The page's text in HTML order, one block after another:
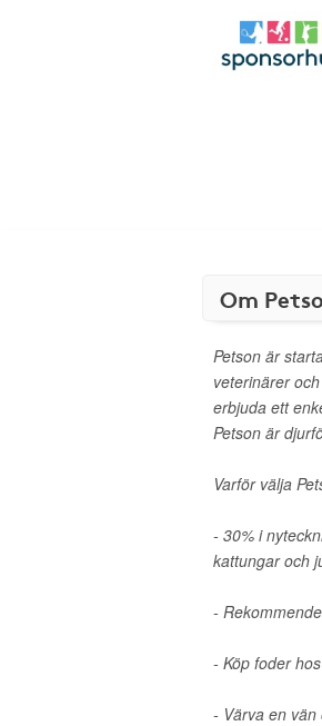
Om
Petson är
veterinärer
erbjuda ett
Petson är
Varför välja
- 30% i
kattungar och
-
- Köp foder
- Värva en